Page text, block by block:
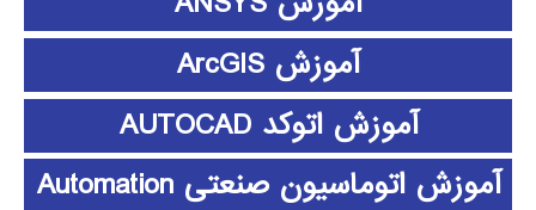
آموزش ArcGIS
آموزش اتوکد AUTOCAD
آموزش اتوماسیون صنعتی Automation